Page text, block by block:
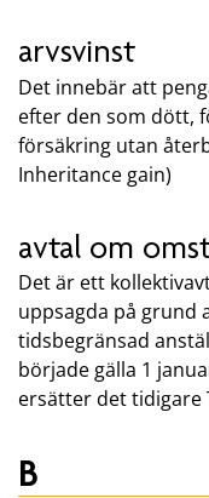
arvsvinst
Det innebär att
efter den som dött,
försäkring utan
Inheritance gain)
avtal om
Det är ett
uppsagda på grund
tidsbegränsad
började gälla 1
ersätter det tidigare
B